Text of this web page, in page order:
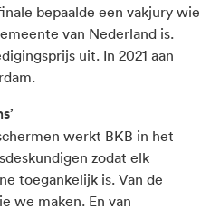
bepaalde een vakjury wie
van Nederland is.
uit. In 2021 aan
werkt BKB in het
zodat elk
toegankelijk is. Van de
we maken. En van